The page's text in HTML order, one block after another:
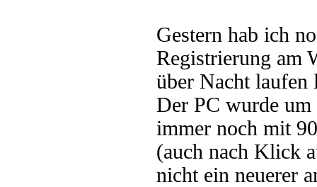
Gestern hab ich
Registrierung am
über Nacht laufen
Der PC wurde
immer noch mit
(auch nach Klick
nicht ein neuerer